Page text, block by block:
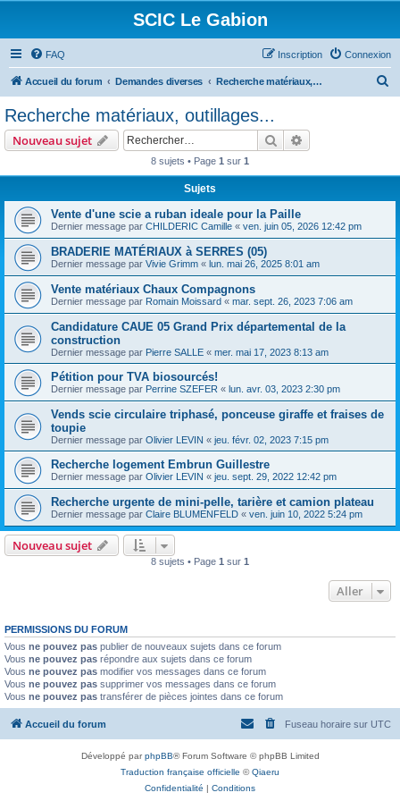
SCIC Le Gabion
FAQ Connexion
Inscription
Accueil du forum Demandes diverses Recherche matériaux, outillages...
r
Recherche matériaux, outillages...
Nouveau sujet Rechercher
8 sujets • Page 1 sur 1
Sujets
Vente d'une scie a ruban ideale pour la Paille
Dernier message par CHILDERIC Camille « ven. juin 05, 2026 12:42 pm
BRADERIE MATÉRIAUX à SERRES (05)
Dernier message par Vivie Grimm « lun. mai 26, 2025 8:01 am
Vente matériaux Chaux Compagnons
Dernier message par Romain Moissard « mar. sept. 26, 2023 7:06 am
Candidature CAUE 05 Grand Prix départemental de la
construction
Dernier message par Pierre SALLE « mer. mai 17, 2023 8:13 am
Pétition pour TVA biosourcés!
Dernier message par Perrine SZEFER « lun. avr. 03, 2023 2:30 pm
Vends scie circulaire triphasé, ponceuse giraffe et fraises de
toupie
Dernier message par Olivier LEVIN « jeu. févr. 02, 2023 7:15 pm
Recherche logement Embrun Guillestre
Dernier message par Olivier LEVIN « jeu. sept. 29, 2022 12:42 pm
Recherche urgente de mini-pelle, tarière et camion plateau
Dernier message par Claire BLUMENFELD « ven. juin 10, 2022 5:24 pm
Nouveau sujet
8 sujets • Page 1 sur 1
Aller
PERMISSIONS DU FORUM
Vous ne pouvez pas publier de nouveaux sujets dans ce forum
Vous ne pouvez pas répondre aux sujets dans ce forum
Vous ne pouvez pas modifier vos messages dans ce forum
Vous ne pouvez pas supprimer vos messages dans ce forum
Vous ne pouvez pas transférer de pièces jointes dans ce forum
Accueil du forum Fuseau horaire sur UTC
Développé parphpBB® Forum Software © phpBB Limited
Traduction française officielle ©Qiaeru
Confidentialité | Conditions